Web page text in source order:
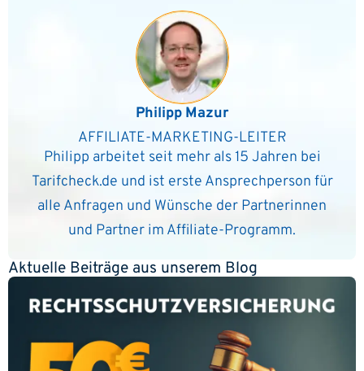
Philipp Mazur
AFFILIATE-MARKETING-LEITER
Philipp arbeitet seit mehr als 15 Jahren bei
Tarifcheck.de und ist erste Ansprechperson für
alle Anfragen und Wünsche der Partnerinnen
und Partner im Affiliate-Programm.
Aktuelle Beiträge aus unserem Blog